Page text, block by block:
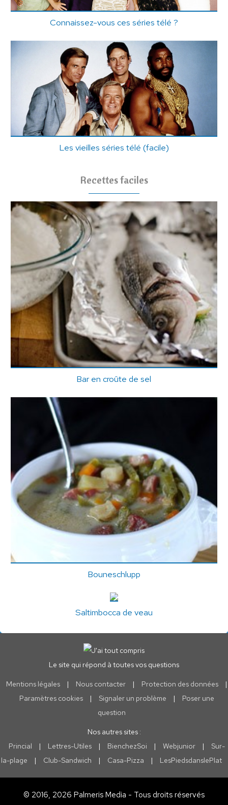
Connaissez-vous ces séries télé ?
Les vieilles séries télé (facile)
Recettes faciles
Bar en croûte de sel
Bouneschlupp
Saltimbocca de veau
Le site qui répond à toutes vos questions
Mentions légales | Nous contacter | Protection des données
|
Paramètres cookies
| Signaler un problème |
Poser une
question
Nos autres sites :
Princial
| Lettres-Utiles | BienchezSoi | Webjunior |
Sur-
la-plage
| Club-Sandwich | Casa-Pizza | LesPiedsdanslePlat
© 2016, 2026 Palmeris Media - Tous droits réservés